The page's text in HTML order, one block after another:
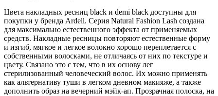
Цвета накладных ресниц black и demi black доступны для
покупки у бренда Ardell. Серия Natural Fashion Lash создана
для максимально естественного эффекта от применяемых
средств. Накладные ресницы повторяют естественные форму
и изгиб, мягкое и легкое волокно хорошо переплетается с
собственными волосками, не отличаясь от них по текстуре и
цвету. Связано это с тем, что в их основу лег
стерилизованный человеческий волос. Их можно применять
как альтернативу туши в легком дневном макияже, а также
дополнить образ на вечерний мэйк-ап. Прозрачная полоска, на